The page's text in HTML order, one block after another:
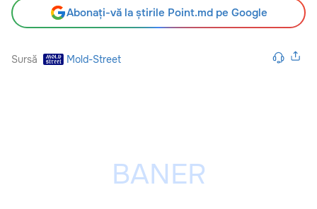
Abonați-vă la știrile Point.md pe Google
Sursă Mold-Street